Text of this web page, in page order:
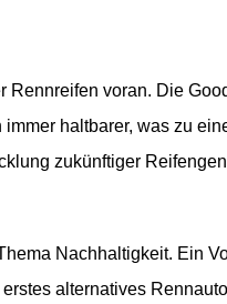
voran. Die
haltbarer, was zu
zukünftiger
Nachhaltigkeit. Ein
alternatives